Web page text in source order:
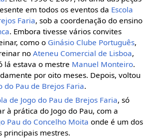
em todos os eventos da Escola
Faria, sob a coordenação do ensino
. Embora tivesse vários convites
como o Ginásio Clube Português,
no Ateneu Comercial de Lisboa,
lá estava o mestre Manuel Monteiro.
por oito meses. Depois, voltou
do Pau de Brejos Faria.
de Jogo do Pau de Brejos Faria, só
à prática do Jogo do Pau, com a
Pau do Concelho Moita onde é um dos
principais mestres.